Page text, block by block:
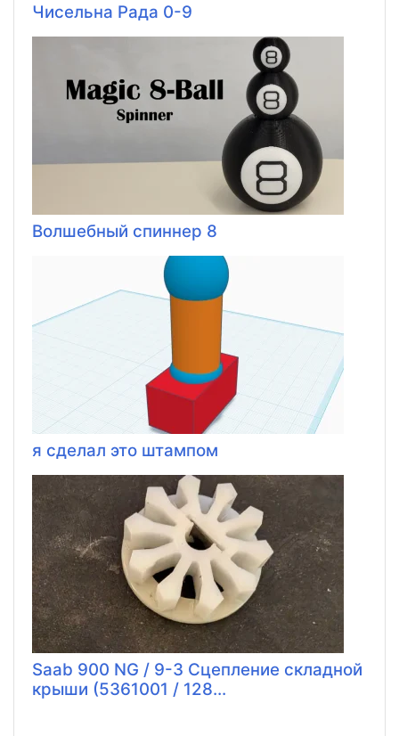
Чисельна Рада 0-9
Волшебный спиннер 8
я сделал это штампом
Saab 900 NG / 9-3 Сцепление складной
крыши (5361001 / 128...